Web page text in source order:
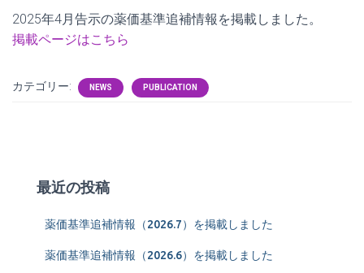
2025年4月告示の薬価基準追補情報を掲載しました。
掲載ページはこちら
カテゴリー: NEWS PUBLICATION
最近の投稿
薬価基準追補情報（2026.7）を掲載しました
薬価基準追補情報（2026.6）を掲載しました